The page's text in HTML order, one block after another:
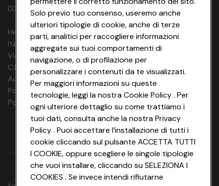
03320960374 CONAD SOC. COOP.
HeyConad Viaggi è un servizio gestito da
Italia Travel Marketing S.r.l.
Via Chiesolina 8 | 37066 Sommacampagna (VR)
C.F. e P.IVA: 03816060234
Aut. Prov Verona n. 4737/10
Polizza Ass. RC n. 177765037
Polizza Ass. Protection n. 6006000083/F
Solo previo tuo consenso, useremo anche
ulteriori tipologie di cookie, anche di terze
parti, analitici per raccogliere informazioni
aggregate sui tuoi comportamenti di
navigazione, o di profilazione per
personalizzare i contenuti da te visualizzati.
Per maggiori informazioni su queste
tecnologie, leggi la nostra Cookie Policy . Per
ogni ulteriore dettaglio su come trattiamo i
tuoi dati, consulta anche la nostra Privacy
Policy . Puoi accettare l’installazione di tutti i
cookie cliccando sul pulsante ACCETTA TUTTI
I COOKIE, oppure scegliere le singole tipologie
che vuoi installare, cliccando su SELEZIONA I
COOKIES . Se invece intendi rifiutarne